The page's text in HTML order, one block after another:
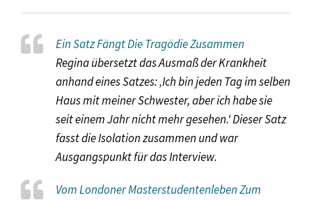
Ein Satz Fängt Die Tragödie Zusammen
Regina übersetzt das Ausmaß der Krankheit
anhand eines Satzes: ‚Ich bin jeden Tag im selben
Haus mit meiner Schwester, aber ich habe sie
seit einem Jahr nicht mehr gesehen.‘ Dieser Satz
fasst die Isolation zusammen und war
Ausgangspunkt für das Interview.
Vom Londoner Masterstudentenleben Zum